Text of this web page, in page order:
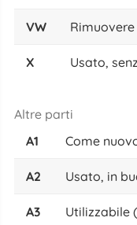
VW Rimuovere
X Usato,
Altre parti
A1
Come
A2 Usato, in
A3 Utilizzabile